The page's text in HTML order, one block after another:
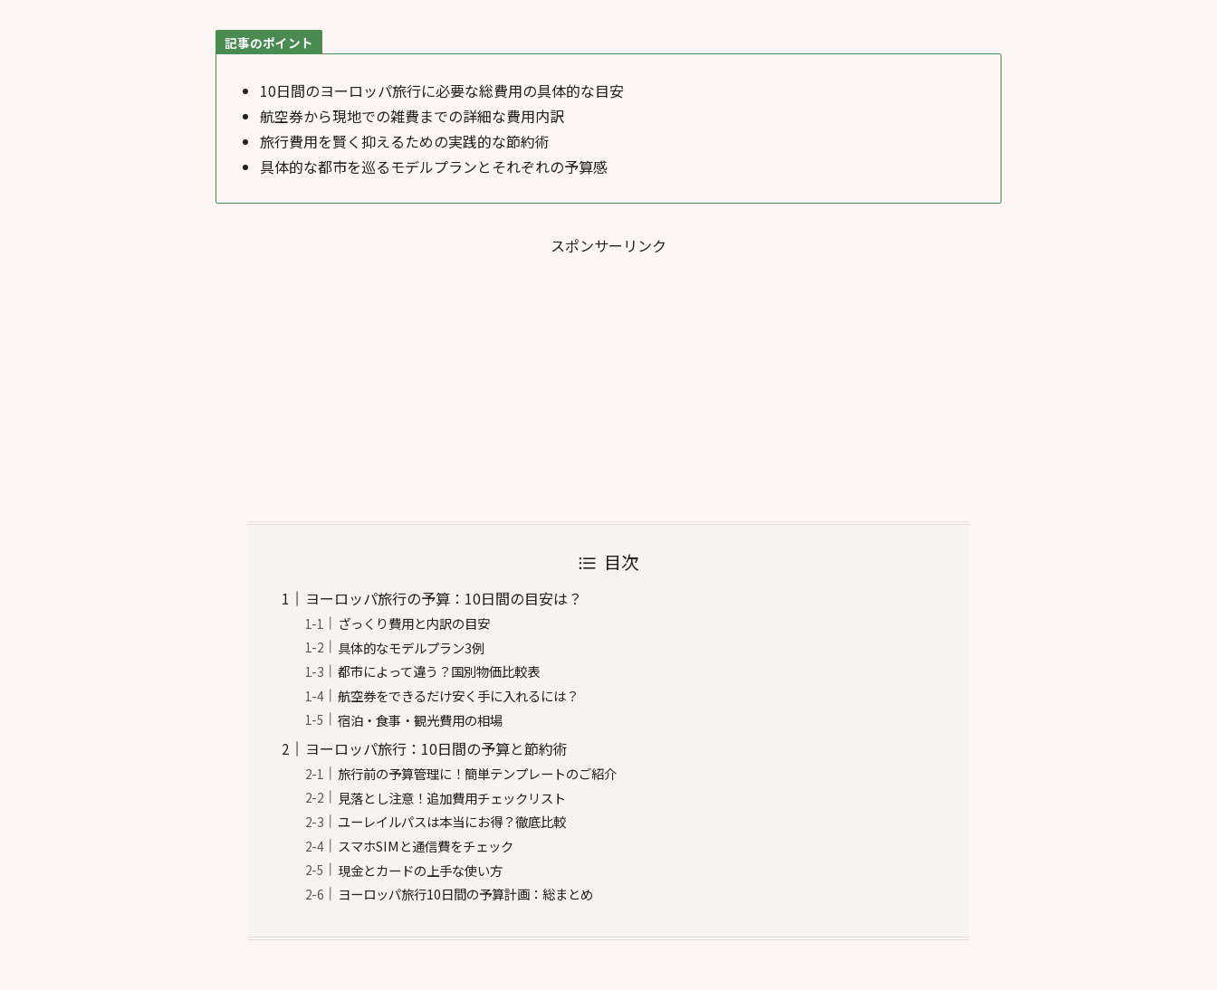
記事のポイント
10日間のヨーロッパ旅行に必要な総費用の具体的な目安
航空券から現地での雑費までの詳細な費用内訳
旅行費用を賢く抑えるための実践的な節約術
具体的な都市を巡るモデルプランとそれぞれの予算感
スポンサーリンク
目次
ヨーロッパ旅行の予算：10日間の目安は？
ざっくり費用と内訳の目安
具体的なモデルプラン3例
都市によって違う？国別物価比較表
航空券をできるだけ安く手に入れるには？
宿泊・食事・観光費用の相場
ヨーロッパ旅行：10日間の予算と節約術
旅行前の予算管理に！簡単テンプレートのご紹介
見落とし注意！追加費用チェックリスト
ユーレイルパスは本当にお得？徹底比較
スマホSIMと通信費をチェック
現金とカードの上手な使い方
ヨーロッパ旅行10日間の予算計画：総まとめ